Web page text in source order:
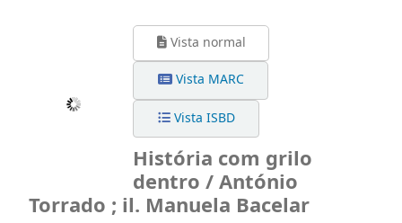
Vista normal
Vista MARC
Vista ISBD
História com grilo
dentro / António
Torrado ; il. Manuela Bacelar